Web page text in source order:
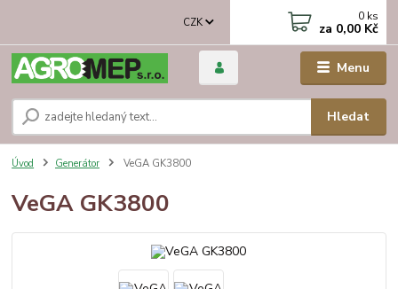
Menu
CZK
Hledat
0 ks
za 0,00 Kč
Úvod Generátor VeGA GK3800
VeGA GK3800